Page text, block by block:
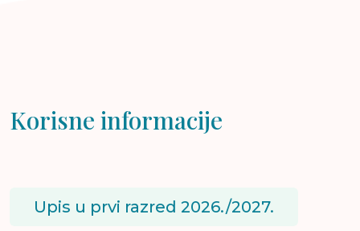
Korisne informacije
Upis u prvi razred 2026./2027.